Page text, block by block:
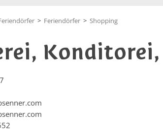
> Feriendörfer > Shopping
Konditorei,